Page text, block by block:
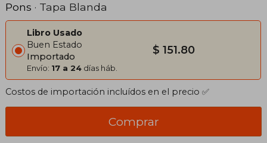
Pons · Tapa Blanda
Libro Usado
Buen Estado
Importado
Envío: 17 a 24 días háb.
$ 151.80
Costos de importación incluídos en el precio ✅
Comprar